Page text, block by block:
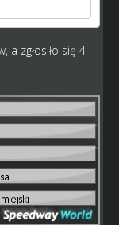
zgłosiło się 4 i